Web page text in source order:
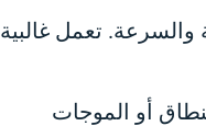
والسرعة. تعمل غالبية
أو الموجات